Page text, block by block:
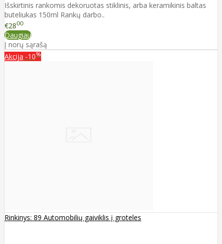
Išskirtinis rankomis dekoruotas stiklinis, arba keramikinis baltas
buteliukas 150ml Rankų darbo..
€2800
Daugiau
Į norų sąrašą
Akcija -10%
Rinkinys: 89 Automobilių gaiviklis į groteles